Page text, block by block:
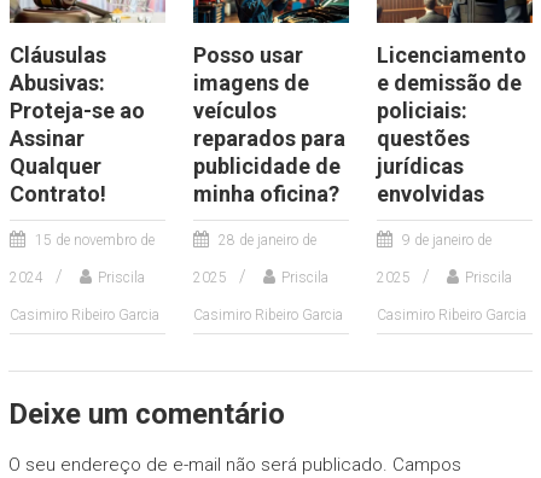
Cláusulas
Abusivas:
Proteja-se ao
Assinar
Qualquer
Contrato!
15 de novembro de
2024 Priscila
Casimiro Ribeiro Garcia
Posso usar
imagens de
veículos
reparados para
publicidade de
minha oficina?
28 de janeiro de
2025 Priscila
Casimiro Ribeiro Garcia
Licenciamento
e demissão de
policiais:
questões
jurídicas
envolvidas
9 de janeiro de
2025 Priscila
Casimiro Ribeiro Garcia
Deixe um comentário
O seu endereço de e-mail não será publicado. Campos